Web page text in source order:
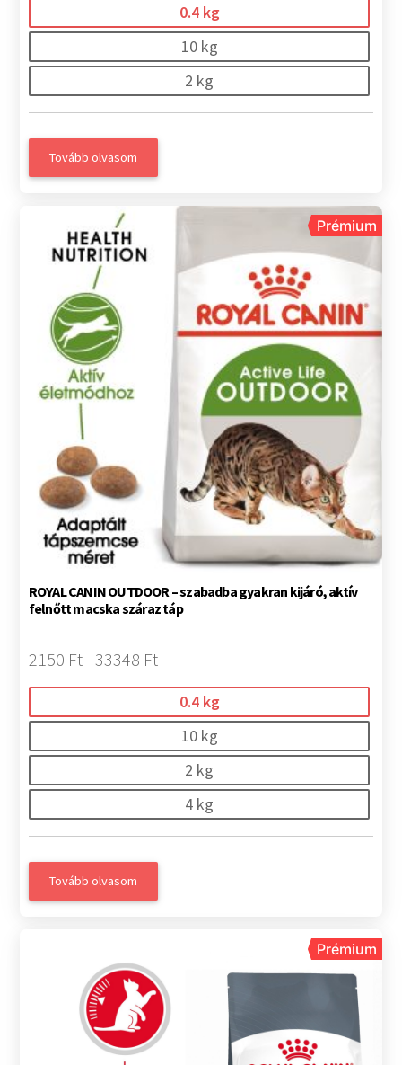
0.4 kg
10 kg
2 kg
Tovább olvasom
Prémium
ROYAL CANIN OUTDOOR – szabadba gyakran kijáró, aktív
felnőtt macska száraz táp
2150 Ft - 33348 Ft
0.4 kg
10 kg
2 kg
4 kg
Tovább olvasom
Prémium